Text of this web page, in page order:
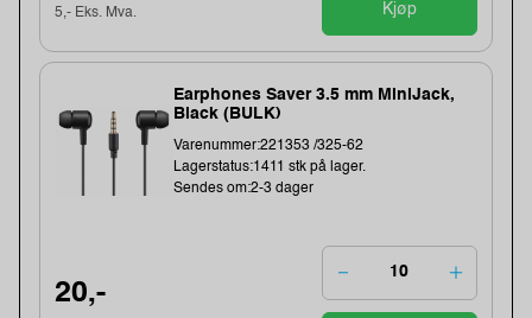
5,- Eks. Mva. Kjøp
Earphones Saver 3.5 mm MiniJack,
Black (BULK)
Varenummer:221353 /325-62
Lagerstatus:1411 stk på lager.
Sendes om:2-3 dager
20,-